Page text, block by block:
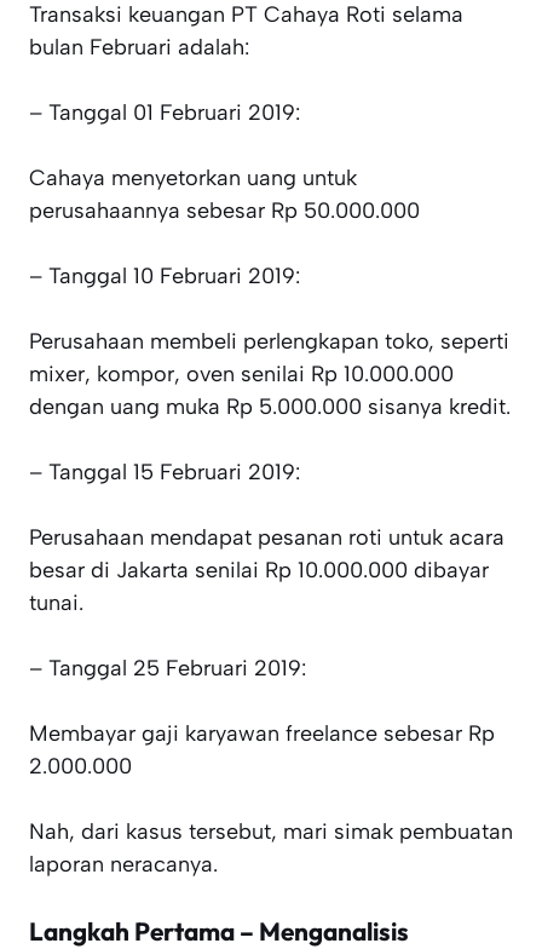
Transaksi keuangan PT Cahaya Roti selama
bulan Februari adalah:
– Tanggal 01 Februari 2019:
Cahaya menyetorkan uang untuk
perusahaannya sebesar Rp 50.000.000
– Tanggal 10 Februari 2019:
Perusahaan membeli perlengkapan toko, seperti
mixer, kompor, oven senilai Rp 10.000.000
dengan uang muka Rp 5.000.000 sisanya kredit.
– Tanggal 15 Februari 2019:
Perusahaan mendapat pesanan roti untuk acara
besar di Jakarta senilai Rp 10.000.000 dibayar
tunai.
– Tanggal 25 Februari 2019:
Membayar gaji karyawan freelance sebesar Rp
2.000.000
Nah, dari kasus tersebut, mari simak pembuatan
laporan neracanya.
Langkah Pertama – Menganalisis